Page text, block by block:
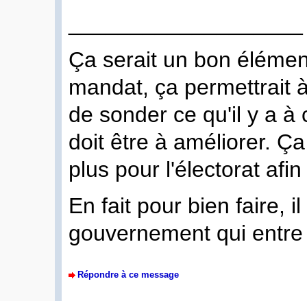
Ça serait un bon
mandat, ça permettrait
de sonder ce qu'il y a à
doit être à améliorer.
plus pour l'électorat
En fait pour bien faire,
gouvernement qui
Répondre à ce message